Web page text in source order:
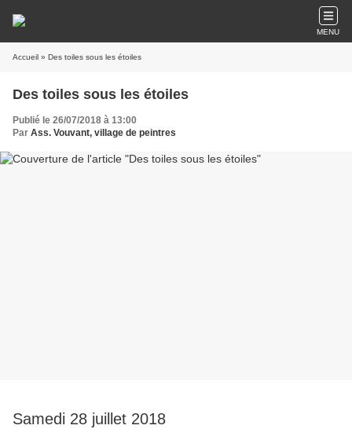
MENU
Accueil » Des toiles sous les étoiles
Des toiles sous les étoiles
Publié le 26/07/2018 à 13:00
Par Ass. Vouvant, village de peintres
Samedi 28 juillet 2018